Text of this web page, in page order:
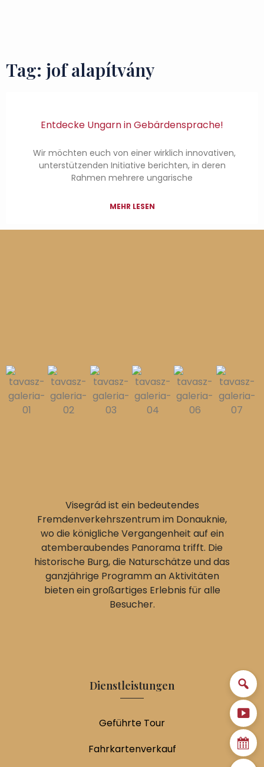
Tag: jof alapítvány
Entdecke Ungarn in Gebärdensprache!
Wir möchten euch von einer wirklich innovativen,
unterstützenden Initiative berichten, in deren
Rahmen mehrere ungarische
MEHR LESEN
Visegrád ist ein bedeutendes
Fremdenverkehrszentrum im Donauknie,
wo die königliche Vergangenheit auf ein
atemberaubendes Panorama trifft. Die
historische Burg, die Naturschätze und das
ganzjährige Programm an Aktivitäten
bieten ein großartiges Erlebnis für alle
Besucher.
Dienstleistungen
Geführte Tour
Fahrkartenverkauf